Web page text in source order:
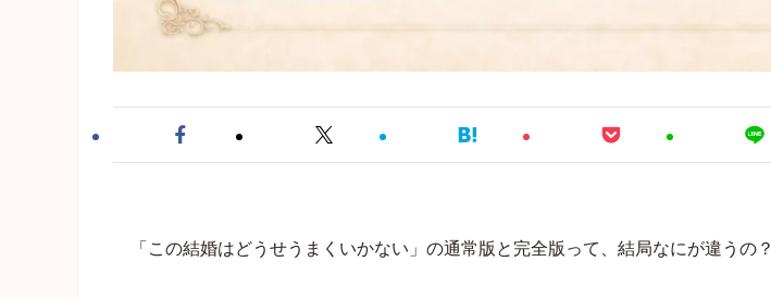
「この結婚はどうせうまくいかない」の通常版と完全版って、結局なにが違うの？